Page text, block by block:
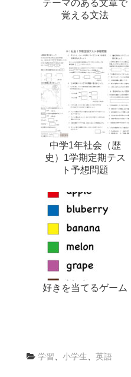
テーマのある文章で
覚える文法
中学1年社会（歴
史）1学期定期テス
ト予想問題
好きを当てるゲーム
学習、 小学生、 英語